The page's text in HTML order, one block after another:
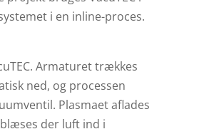
i en inline-proces.
Armaturet trækkes
ned, og processen
Plasmaet aflades
der luft ind i